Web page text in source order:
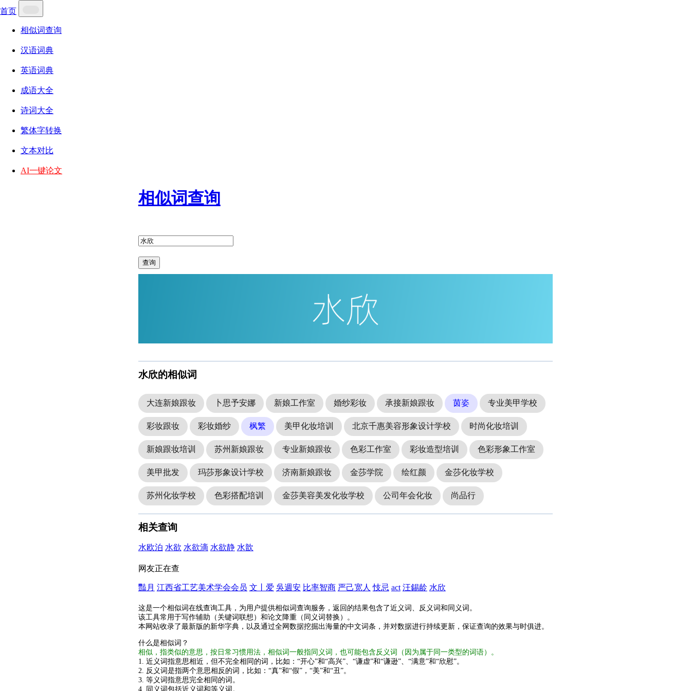
首页
相似词查询
汉语词典
英语词典
成语大全
诗词大全
繁体字转换
文本对比
AI一键论文
相似词查询
查询
水欣的相似词
大连新娘跟妆 卜思予安娜 新娘工作室 婚纱彩妆 承接新娘跟妆 茵姿 专业美甲学校
彩妆跟妆 彩妆婚纱 枫繁 美甲化妆培训 北京千惠美容形象设计学校 时尚化妆培训
新娘跟妆培训 苏州新娘跟妆 专业新娘跟妆 色彩工作室 彩妆造型培训 色彩形象工作室
美甲批发 玛莎形象设计学校 济南新娘跟妆 金莎学院 绘红颜 金莎化妆学校
苏州化妆学校 色彩搭配培训 金莎美容美发化妆学校 公司年会化妆 尚品行
相关查询
水欧泊 水欲 水欲滴 水欲静 水歆
网友正在查
豔月 江西省工艺美术学会会员 文丨爱 吳週安 比率智商 严己宽人 忮忌 act 汪錫龄 水欣
这是一个相似词在线查询工具，为用户提供相似词查询服务，返回的结果包含了近义词、反义词和同义词。
该工具常用于写作辅助（关键词联想）和论文降重（同义词替换）。
本网站收录了最新版的新华字典，以及通过全网数据挖掘出海量的中文词条，并对数据进行持续更新，保证查询的效果与时俱进。
什么是相似词？
相似，指类似的意思，按日常习惯用法，相似词一般指同义词，也可能包含反义词（因为属于同一类型的词语）。
1. 近义词指意思相近，但不完全相同的词，比如：“开心”和“高兴”、“谦虚”和“谦逊”、“满意”和“欣慰”。
2. 反义词是指两个意思相反的词，比如：“真”和“假”，“美”和“丑”。
3. 等义词指意思完全相同的词。
4. 同义词包括近义词和等义词。